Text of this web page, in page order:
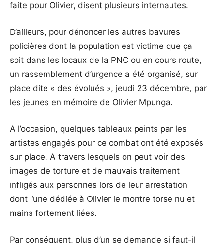
faite pour Olivier, disent plusieurs internautes.
D’ailleurs, pour dénoncer les autres bavures
policières dont la population est victime que ça
soit dans les locaux de la PNC ou en cours route,
un rassemblement d’urgence a été organisé, sur
place dite « des évolués », jeudi 23 décembre, par
les jeunes en mémoire de Olivier Mpunga.
A l’occasion, quelques tableaux peints par les
artistes engagés pour ce combat ont été exposés
sur place. A travers lesquels on peut voir des
images de torture et de mauvais traitement
infligés aux personnes lors de leur arrestation
dont l’une dédiée à Olivier le montre torse nu et
mains fortement liées.
Par conséquent, plus d’un se demande si faut-il